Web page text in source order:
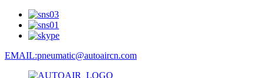
EMAIL:pneumatic@autoaircn.com